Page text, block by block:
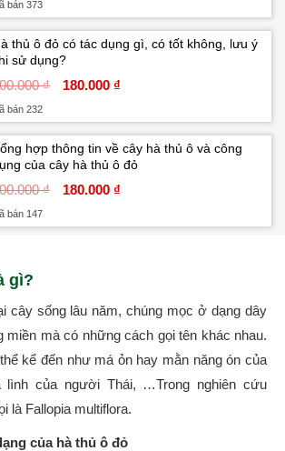
bán 373
thủ ô đỏ có tác dụng gì, có tốt không, lưu ý
sử dụng?
₫ 180.000 ₫
bán 232
hợp thông tin về cây hà thủ ô và công
của cây hà thủ ô đỏ
₫ 180.000 ₫
bán 147
gì?
cây sống lâu năm, chúng mọc ở dạng dây
miền mà có những cách gọi tên khác nhau.
kể đến như má ỏn hay mằn năng ón của
lình của người Thái, …Trong nghiên cứu
là Fallopia multiflora.
của hà thủ ô đỏ